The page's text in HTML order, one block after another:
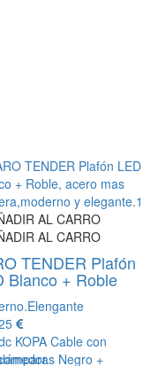
AL CARRO
AL CARRO
TENDER Plafón
Blanco + Roble